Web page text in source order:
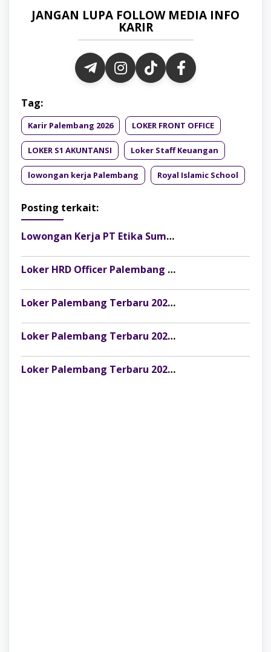
JANGAN LUPA FOLLOW MEDIA INFO
KARIR
Tag:
Karir Palembang 2026 LOKER FRONT OFFICE
LOKER S1 AKUNTANSI Loker Staff Keuangan
lowongan kerja Palembang Royal Islamic School
Posting terkait:
Lowongan Kerja PT Etika Sumber Alam Posisi Finance & Tax Staff, Fresh Graduate Dipersilakan Melamar
Loker HRD Officer Palembang di Pesona Musi, Fresh Graduate Dipersilakan Melamar
Loker Palembang Terbaru 2026 Customer Service Marketing Klinik Rumah Cantik
Loker Palembang Terbaru 2026 Captain / Supervisor Resto Pempek Mama Musi
Loker Palembang Terbaru 2026 Staff Call Center PT Tunas Cahaya Mandiri Widyatama